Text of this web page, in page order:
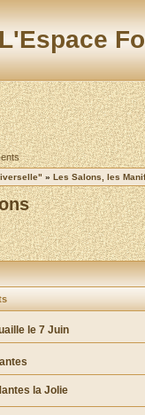
L'Espace
» Les Salons, les
le 7 Juin
la Jolie